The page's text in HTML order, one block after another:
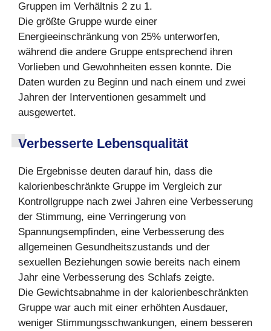
Gruppen im Verhältnis 2 zu 1.
Die größte Gruppe wurde einer
Energieeinschränkung von 25% unterworfen,
während die andere Gruppe entsprechend ihren
Vorlieben und Gewohnheiten essen konnte. Die
Daten wurden zu Beginn und nach einem und zwei
Jahren der Interventionen gesammelt und
ausgewertet.
Verbesserte Lebensqualität
Die Ergebnisse deuten darauf hin, dass die
kalorienbeschränkte Gruppe im Vergleich zur
Kontrollgruppe nach zwei Jahren eine Verbesserung
der Stimmung, eine Verringerung von
Spannungsempfinden, eine Verbesserung des
allgemeinen Gesundheitszustands und der
sexuellen Beziehungen sowie bereits nach einem
Jahr eine Verbesserung des Schlafs zeigte.
Die Gewichtsabnahme in der kalorienbeschränkten
Gruppe war auch mit einer erhöhten Ausdauer,
weniger Stimmungsschwankungen, einem besseren